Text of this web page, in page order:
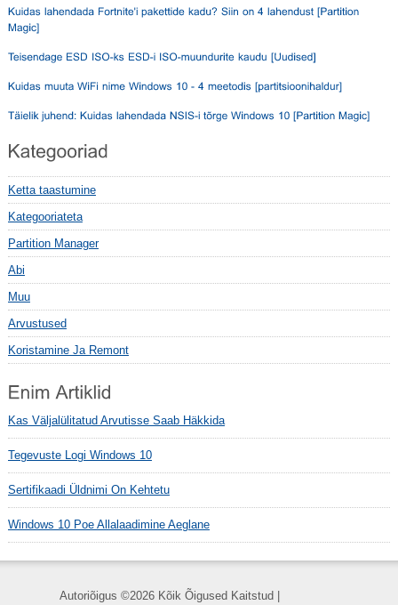
Ketta taastumine
Kategooriateta
Partition Manager
Abi
Muu
Arvustused
Koristamine Ja Remont
Kas Väljalülitatud Arvutisse Saab Häkkida
Tegevuste Logi Windows 10
Sertifikaadi Üldnimi On Kehtetu
Windows 10 Poe Allalaadimine Aeglane
Autoriõigus ©2026 Kõik Õigused Kaitstud |